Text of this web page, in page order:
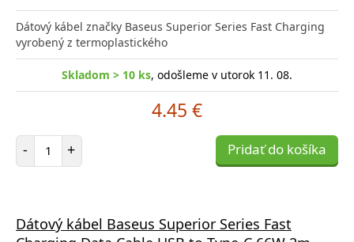
Dátový kábel značky Baseus Superior Series Fast Charging
vyrobený z termoplastického
Skladom > 10 ks, odošleme v utorok 11. 08.
4.45 €
- Počet položiek
+ Pridať do košíka
Dátový kábel Baseus Superior Series Fast